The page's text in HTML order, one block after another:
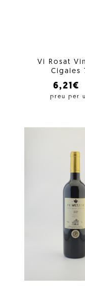
Vi Rosat
Cigales
6,21€
preu per